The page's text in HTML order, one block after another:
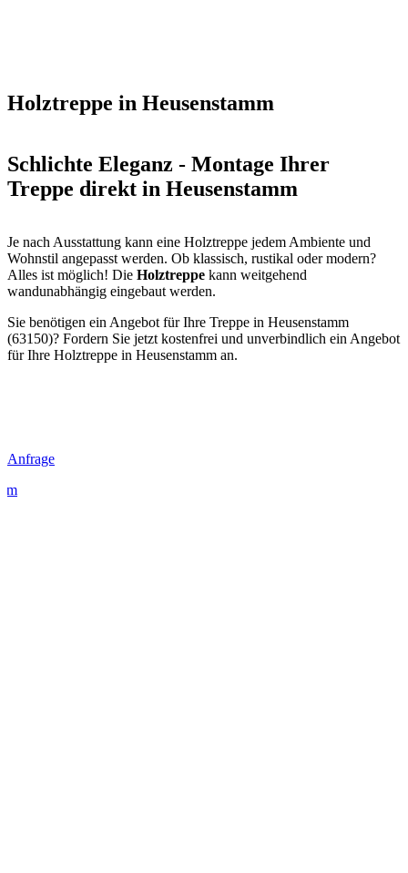
Holztreppe in Heusenstamm
Schlichte Eleganz - Montage Ihrer
Treppe direkt in Heusenstamm
Je nach Ausstattung kann eine Holztreppe jedem Ambiente und
Wohnstil angepasst werden. Ob klassisch, rustikal oder modern?
Alles ist möglich! Die Holztreppe kann weitgehend
wandunabhängig eingebaut werden.
Sie benötigen ein Angebot für Ihre Treppe in Heusenstamm
(63150)? Fordern Sie jetzt kostenfrei und unverbindlich ein Angebot
für Ihre Holztreppe in Heusenstamm an.
Anfrage